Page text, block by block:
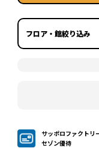
フロア・館絞り込み
サッポロファクトリ
セゾン優待